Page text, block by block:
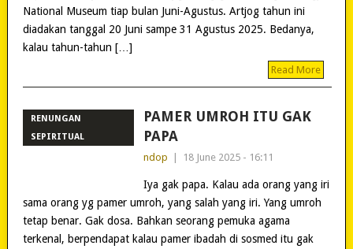
National Museum tiap bulan Juni-Agustus. Artjog tahun ini
diadakan tanggal 20 Juni sampe 31 Agustus 2025. Bedanya,
kalau tahun-tahun […]
Read More
RENUNGAN
SEPIRITUAL
PAMER UMROH ITU GAK
PAPA
ndop 18 June 2025 - 16:11
Iya gak papa. Kalau ada orang yang iri
sama orang yg pamer umroh, yang salah yang iri. Yang umroh
tetap benar. Gak dosa. Bahkan seorang pemuka agama
terkenal, berpendapat kalau pamer ibadah di sosmed itu gak